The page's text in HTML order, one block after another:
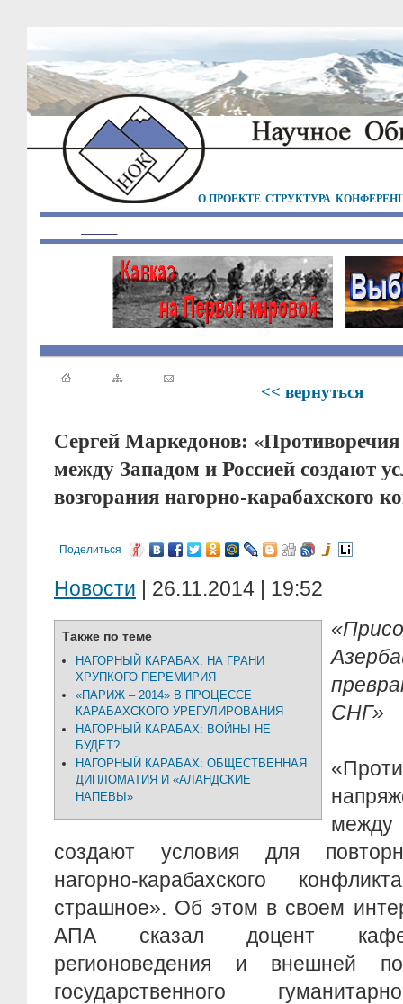
О ПРОЕКТЕ СТРУКТУРА
<< вернуться
Сергей Маркедонов:
между Западом и Россией создают
возгорания нагорно-карабахского
Поделиться
Новости | 26.11.2014 | 19:52
Также по теме
НАГОРНЫЙ КАРАБАХ: НА ГРАНИ
ХРУПКОГО ПЕРЕМИРИЯ
«ПАРИЖ – 2014» В ПРОЦЕССЕ
КАРАБАХСКОГО УРЕГУЛИРОВАНИЯ
НАГОРНЫЙ КАРАБАХ: ВОЙНЫ НЕ
БУДЕТ?..
НАГОРНЫЙ КАРАБАХ: ОБЩЕСТВЕННАЯ
ДИПЛОМАТИЯ И «АЛАНДСКИЕ
НАПЕВЫ»
СНГ»
между
создают условия для
нагорно-карабахского
страшное». Об этом в своем
АПА сказал доцент
регионоведения и внешней
государственного